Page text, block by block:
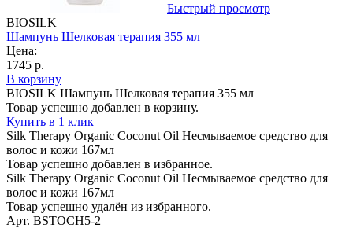
Быстрый просмотр
BIOSILK
Шампунь Шелковая терапия 355 мл
Цена:
1745 р.
В корзину
BIOSILK Шампунь Шелковая терапия 355 мл
Товар успешно добавлен в корзину.
Купить в 1 клик
Silk Therapy Organic Coconut Oil Несмываемое средство для
волос и кожи 167мл
Товар успешно добавлен в избранное.
Silk Therapy Organic Coconut Oil Несмываемое средство для
волос и кожи 167мл
Товар успешно удалён из избранного.
Арт. BSTOCH5-2